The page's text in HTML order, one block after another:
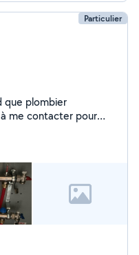
Particulier
que plombier
me contacter pour